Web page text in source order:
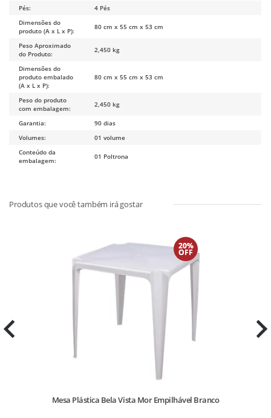
Pés:
4 Pés
Dimensões do
produto (A x L x P):
80 cm x 55 cm x 53 cm
Peso Aproximado
do Produto:
2,450 kg
Dimensões do
produto embalado
(A x L x P):
80 cm x 55 cm x 53 cm
Peso do produto
com embalagem:
2,450 kg
Garantia:
90 dias
Volumes:
01 volume
Conteúdo da
embalagem:
01 Poltrona
20%
OFF
Mesa Plástica Bela Vista Mor Empilhável Branco